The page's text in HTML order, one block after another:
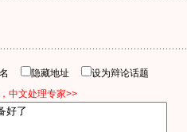
名 隐藏地址
设为辩论话题
中文处理专家>>